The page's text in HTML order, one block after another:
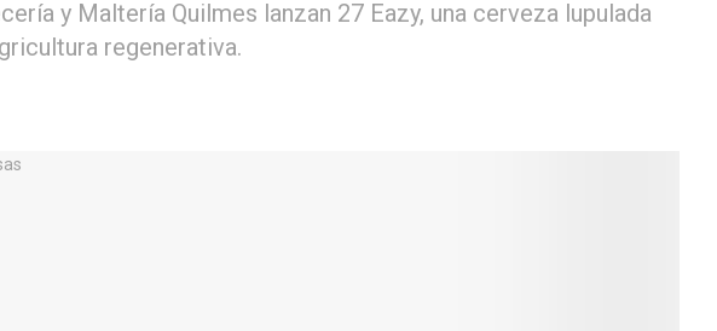
y Maltería Quilmes lanzan 27 Eazy, una cerveza lupulada
regenerativa.